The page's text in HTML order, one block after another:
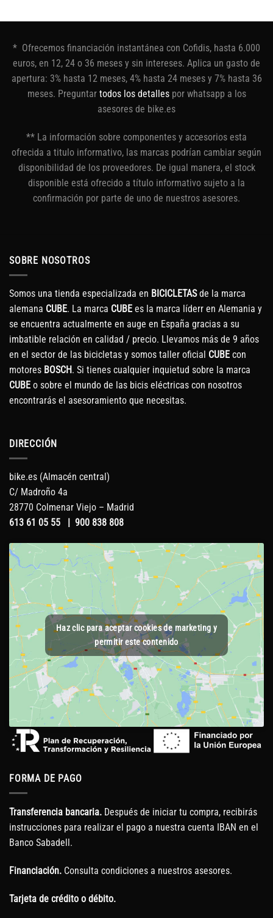
* Ofrecemos financiación instantánea con Cofidis, hasta 6.000
euros, en 12, 24 o 36 meses y sin intereses. Aplica un gasto de
apertura: 3% hasta 12 meses, 4% hasta 24 meses y 7% hasta 36
meses. Preguntar todos los detallespor whatsapp a los
asesores de bike.es
** La información sobre componentes y accesorios esta
ofrecida a titulo informativo, las marcas podrían cambiar según
disponibilidad de los proveedores. De igual manera, el stock
disponible está ofrecido a título informativo sujeto a la
confirmación por parte de uno de nuestros asesores.
SOBRE NOSOTROS
Somos una tienda especializada en BICICLETASde la marca
alemana CUBE. La marca CUBE es la marca líderr en Alemania y
se encuentra actualmente en auge en España gracias a su
imbatible relación en calidad / precio. Llevamos más de 9 años
en el sector de las bicicletas y somos taller oficial CUBE con
motores BOSCH. Si tienes cualquier inquietud sobre la marca
CUBE o sobre el mundo de las bicis eléctricas con nosotros
encontrarás el asesoramiento que necesitas.
DIRECCIÓN
bike.es (Almacén central)
C/ Madroño 4a
28770 Colmenar Viejo – Madrid
613 61 05 55
900 838 808
Haz clic para aceptar cookies de marketing y
permitir este contenido
FORMA DE PAGO
Transferencia bancaria. Después de iniciar tu compra, recibirás
instrucciones para realizar el pago a nuestra cuenta IBAN en el
Banco Sabadell.
Financiación. Consulta condiciones a nuestros asesores.
Tarjeta de crédito o débito.